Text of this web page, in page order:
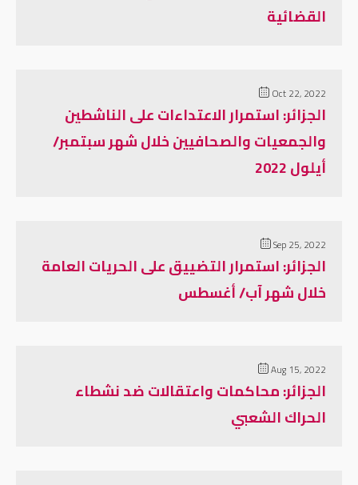
القضائية
Oct 22, 2022
الجزائر: استمرار الاعتداءات على الناشطين
والجمعيات والصحافيين خلال شهر سبتمبر/
أيلول 2022
Sep 25, 2022
الجزائر: استمرار التضييق على الحريات العامة
خلال شهر آب/ أغسطس
Aug 15, 2022
الجزائر: محاكمات واعتقالات ضد نشطاء
الحراك الشعبي